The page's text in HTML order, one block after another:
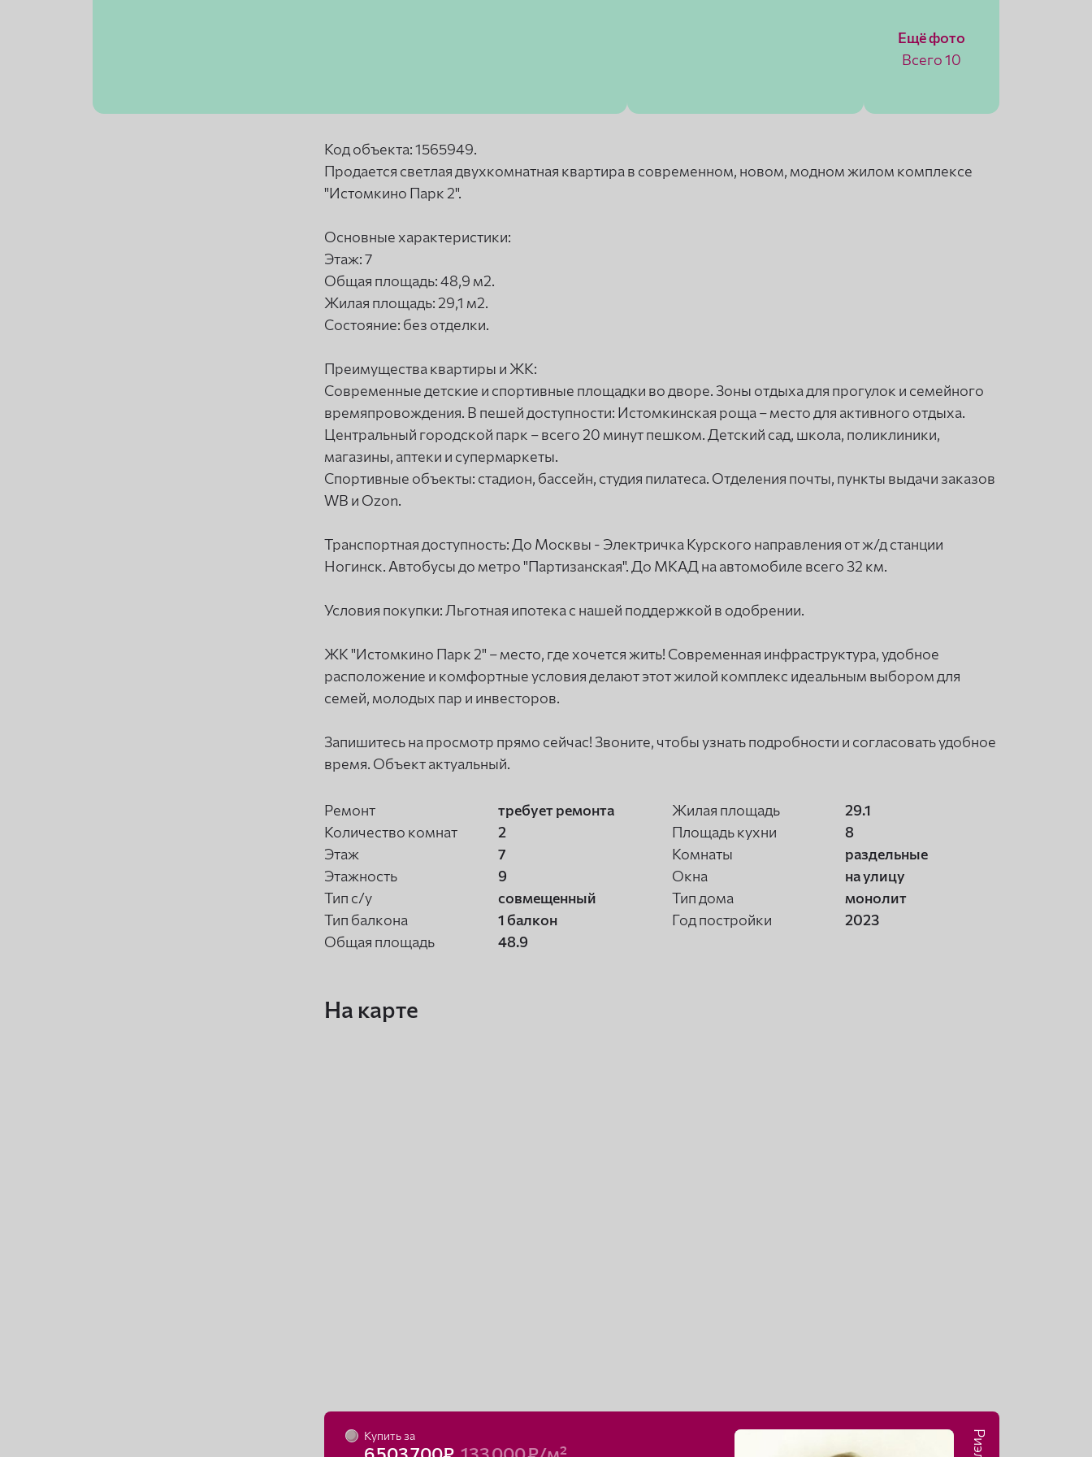
Ещё фото
Всего 10
Код объекта: 1565949.
Продается светлая двухкомнатная квартира в современном, новом, модном жилом комплексе
"Истомкино Парк 2".
Основные характеристики:
Этаж: 7
Общая площадь: 48,9 м2.
Жилая площадь: 29,1 м2.
Состояние: без отделки.
Преимущества квартиры и ЖК:
Современные детские и спортивные площадки во дворе. Зоны отдыха для прогулок и семейного
времяпровождения. В пешей доступности: Истомкинская роща – место для активного отдыха.
Центральный городской парк – всего 20 минут пешком. Детский сад, школа, поликлиники,
магазины, аптеки и супермаркеты.
Спортивные объекты: стадион, бассейн, студия пилатеса. Отделения почты, пункты выдачи заказов
WB и Ozon.
Транспортная доступность: До Москвы - Электричка Курского направления от ж/д станции
Ногинск. Автобусы до метро "Партизанская". До МКАД на автомобиле всего 32 км.
Условия покупки: Льготная ипотека с нашей поддержкой в одобрении.
ЖК "Истомкино Парк 2" – место, где хочется жить! Современная инфраструктура, удобное
расположение и комфортные условия делают этот жилой комплекс идеальным выбором для
семей, молодых пар и инвесторов.
Запишитесь на просмотр прямо сейчас! Звоните, чтобы узнать подробности и согласовать удобное
время. Объект актуальный.
Ремонт
требует ремонта
Количество комнат
2
Этаж
7
Этажность
9
Тип с/у
совмещенный
Тип балкона
1 балкон
Общая площадь
48.9
Жилая площадь
29.1
Площадь кухни
8
Комнаты
раздельные
Окна
на улицу
Тип дома
монолит
Год постройки
2023
На карте
Купить за